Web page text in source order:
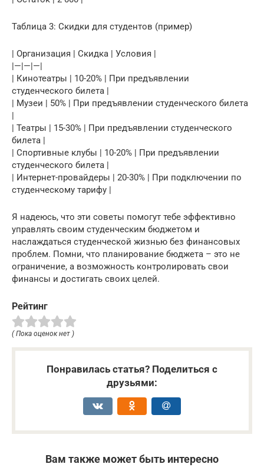
Таблица 3: Скидки для студентов (пример)
| Организация | Скидка | Условия |
|—|—|—|
| Кинотеатры | 10-20% | При предъявлении
студенческого билета |
| Музеи | 50% | При предъявлении студенческого билета
|
| Театры | 15-30% | При предъявлении студенческого
билета |
| Спортивные клубы | 10-20% | При предъявлении
студенческого билета |
| Интернет-провайдеры | 20-30% | При подключении по
студенческому тарифу |
Я надеюсь, что эти советы помогут тебе эффективно
управлять своим студенческим бюджетом и
наслаждаться студенческой жизнью без финансовых
проблем. Помни, что планирование бюджета – это не
ограничение, а возможность контролировать свои
финансы и достигать своих целей.
Рейтинг
( Пока оценок нет )
Понравилась статья? Поделиться с
друзьями:
Вам также может быть интересно